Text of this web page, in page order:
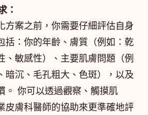
：
方案之前，你需要仔細評估自身
括：你的年齡、膚質（例如：乾
、敏感性）、主要肌膚問題（例
暗沉、毛孔粗大、色斑），以及
。 你可以透過觀察、觸摸肌
皮膚科醫師的協助來更準確地評